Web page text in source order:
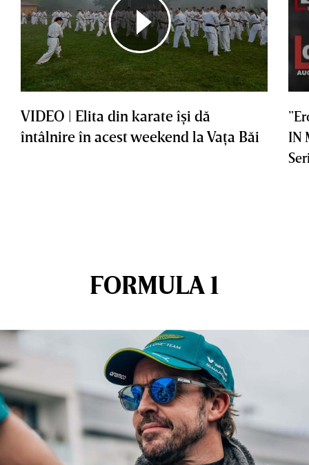
VIDEO | Elita din karate îşi dă
întâlnire în acest weekend la Vaţa Băi
IN
FORMULA 1